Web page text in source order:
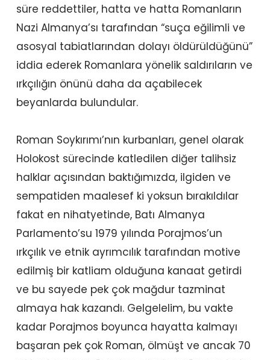
süre reddettiler, hatta ve hatta Romanların
Nazi Almanya’sı tarafından “suça eğilimli ve
asosyal tabiatlarından dolayı öldürüldüğünü”
iddia ederek Romanlara yönelik saldırıların ve
ırkçılığın önünü daha da açabilecek
beyanlarda bulundular.
Roman Soykırımı’nın kurbanları, genel olarak
Holokost sürecinde katledilen diğer talihsiz
halklar açısından baktığımızda, ilgiden ve
sempatiden maalesef ki yoksun bırakıldılar
fakat en nihatyetinde, Batı Almanya
Parlamento’su 1979 yılında Porajmos’un
ırkçılık ve etnik ayrımcılık tarafından motive
edilmiş bir katliam olduğuna kanaat getirdi
ve bu sayede pek çok mağdur tazminat
almaya hak kazandı. Gelgelelim, bu vakte
kadar Porajmos boyunca hayatta kalmayı
başaran pek çok Roman, ölmüşt ve ancak 70